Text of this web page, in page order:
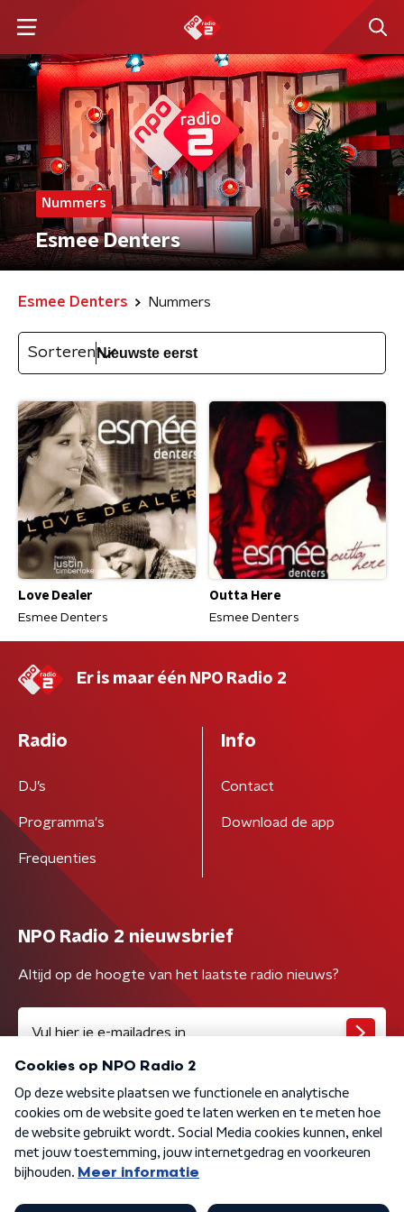
Nummers
Esmee Denters
Esmee Denters Nummers
Sorteren
Love Dealer
Esmee Denters
Outta Here
Esmee Denters
Er is maar één NPO Radio 2
Radio
DJ’s
Programma's
Frequenties
Info
Contact
Download de app
NPO Radio 2 nieuwsbrief
Altijd op de hoogte van het laatste radio nieuws?
Algemene voorwaarden